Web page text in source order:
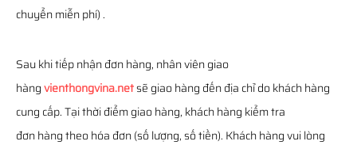
chuyển miễn phí) .
Sau khi tiếp nhận đơn hàng, nhân viên giao
hàngvienthongvina.netsẽ giao hàng đến địa chỉ do khách hàng
cung cấp. Tại thời điểm giao hàng, khách hàng kiểm tra
đơn hàng theo hóa đơn (số lượng, số tiền). Khách hàng vui lòng